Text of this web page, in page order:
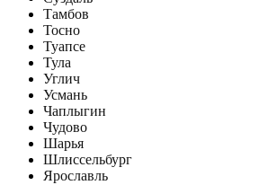
Тамбов
Тосно
Туапсе
Тула
Углич
Усмань
Чаплыгин
Чудово
Шарья
Шлиссельбург
Ярославль